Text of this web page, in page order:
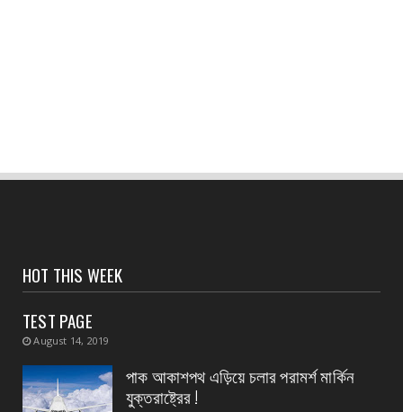
হলদিয়া পুরসভার ওয়ার্ড পুনর্বিন্যাসের পরামর্শ মুখ্যমন্ত্রীর,
সংবাদপত্রের ধার্যকৃত সোনা ও রূপার গহনা দর:
August 07, 2026
August 07, 2026
CONTACT
HOT THIS WEEK
TEST PAGE
August 14, 2019
পাক আকাশপথ এড়িয়ে চলার পরামর্শ মার্কিন
যুক্তরাষ্ট্রের !